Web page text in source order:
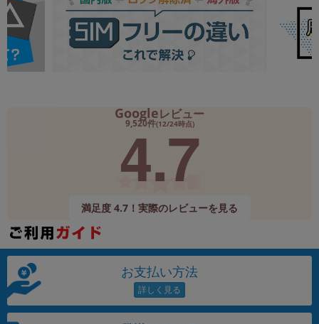
Googleレビュー
9,520件(12/24時点)
4.7
満足度 4.7！実際のレビューを見る
お支払い方法